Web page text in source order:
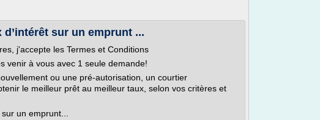
sur un emprunt ...
j'accepte les Termes et Conditions
venir à vous avec 1 seule demande!
ou une pré-autorisation, un courtier
le meilleur prêt au meilleur taux, selon vos critères et
un emprunt...